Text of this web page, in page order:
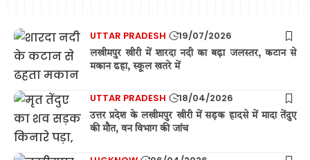
UTTAR PRADESH 19/07/2026
लखीमपुर खीरी में शारदा नदी का बढ़ा जलस्तर, कटान से
मकान ढहा, स्कूल खतरे में
UTTAR PRADESH 18/04/2026
उत्तर प्रदेश के लखीमपुर खीरी में सड़क हादसे में मादा तेंदुए
की मौत, वन विभाग की जांच